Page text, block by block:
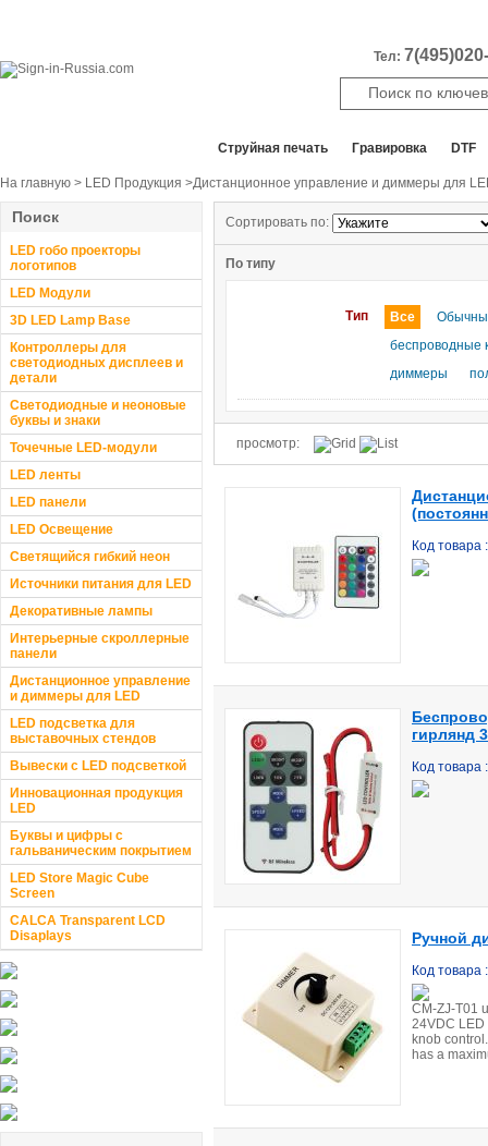
Тел:
Cтруйная печать Гравировка DTF
На главную > LED Продукция >Дистанционное управление и диммеры для
Поиск
LED гобо проекторы
логотипов
LED Модули
3D LED Lamp Base
Контроллеры для
светодиодных дисплеев и
детали
Светодиодные и неоновые
буквы и знаки
Точечные LED-модули
LED ленты
LED панели
LED Освещение
Светящийся гибкий неон
Источники питания для LED
Декоративные лампы
Интерьерные скроллерные
панели
Дистанционное управление
и диммеры для LED
LED подсветка для
выставочных стендов
Вывески с LED подсветкой
Инновационная продукция
LED
Буквы и цифры с
гальваническим покрытием
LED Store Magic Cube
Screen
CALCA Transparent LCD
Disaplays
Сортировать по:
По типу
Тип Все
беспроводные
диммеры
просмотр:
Код товара
гирлянд
Код товара
Ручной
Код товара
CM-ZJ-T01
24VDC LED
knob
has a